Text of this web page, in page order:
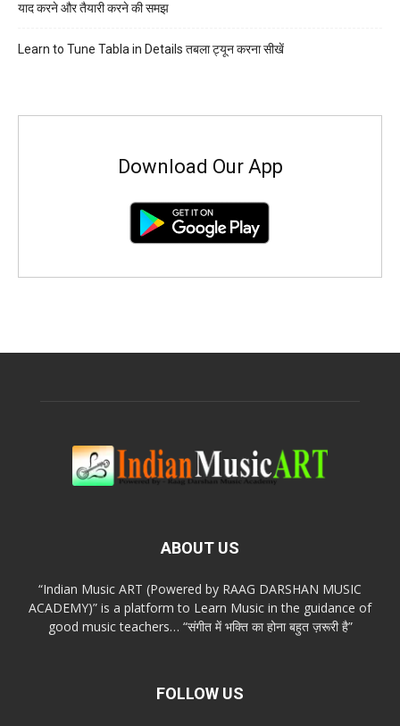
याद करने और तैयारी करने की समझ
Learn to Tune Tabla in Details तबला ट्यून करना सीखें
Download Our App
ABOUT US
“Indian Music ART (Powered by RAAG DARSHAN MUSIC
ACADEMY)” is a platform to Learn Music in the guidance of
good music teachers… “संगीत में भक्ति का होना बहुत ज़रूरी है”
FOLLOW US